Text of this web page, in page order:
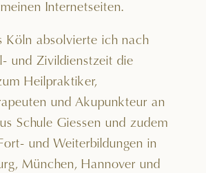
Internetseiten.
Köln absolvierte ich nach
und Zivildienstzeit die
Heilpraktiker,
und Akupunkteur an
Schule Giessen und zudem
und Weiterbildungen in
München, Hannover und